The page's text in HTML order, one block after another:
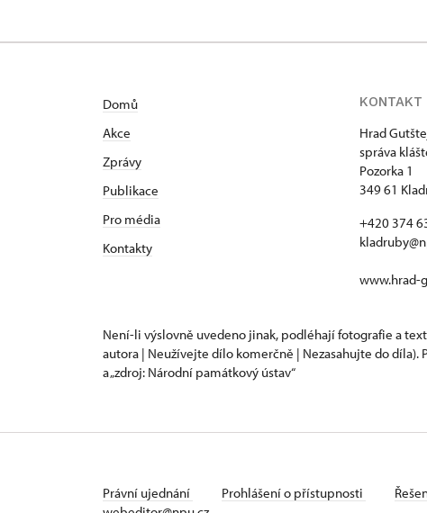
Domů
Akce
Zprávy
Publikace
Pro média
Kontakty
KONTAKT
Hrad
správa
Pozorka 1
349 61
+420 374
www.hrad-
Není-li výslovně uvedeno jinak, podléhají fotografie a
autora | Neužívejte dílo komerčně | Nezasahujte do díla).
a „zdroj: Národní památkový ústav“
Právní ujednání Prohlášení o přístupnosti